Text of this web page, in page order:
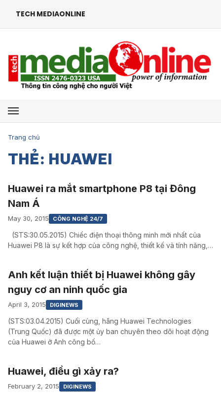
TECH MEDIAONLINE
Mở menu
Trang chủ
THẺ: HUAWEI
Huawei ra mắt smartphone P8 tại Đông
Nam Á
May 30, 2015 CÔNG NGHỆ 24/7
(STS:30.05.2015) Chiếc điện thoại thông minh mới nhất của
Huawei P8 là sự kết hợp của công nghệ, thiết kế và tính năng,…
Anh kết luận thiết bị Huawei không gây
nguy cơ an ninh quốc gia
April 3, 2015 DIGINEWS
(STS:03.04.2015) Cuối cùng, hãng Huawei Technologies
(Trung Quốc) đã được một ủy ban chuyên theo dõi hoạt động
của Huawei ở Anh công bố…
Huawei, điều gì xảy ra?
February 2, 2015 DIGINEWS